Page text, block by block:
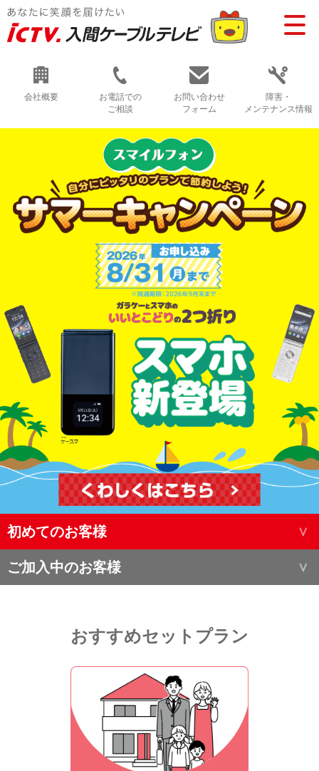
会社概要
お電話での
ご相談
お問い合わせ
フォーム
障害・
メンテナンス情報
初めてのお客様
ご加入中のお客様
おすすめセットプラン